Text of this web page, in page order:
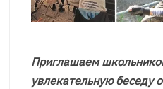
Приглашаем
увлекательную беседу